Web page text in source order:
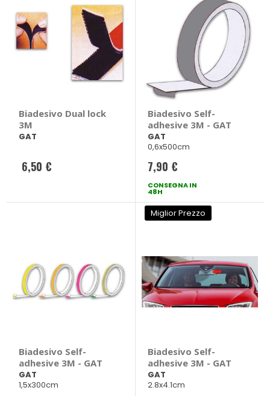
Biadesivo Dual lock
3M
GAT
6,50 €
Biadesivo Self-
adhesive 3M - GAT
GAT
0,6x500cm
7,90 €
CONSEGNA IN
48H
Biadesivo Self-
adhesive 3M - GAT
GAT
1,5x300cm
Miglior Prezzo
Biadesivo Self-
adhesive 3M - GAT
GAT
2.8x4.1cm